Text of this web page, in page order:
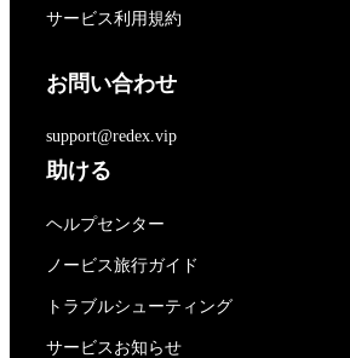
サービス利用規約
お問い合わせ
support@redex.vip
助ける
ヘルプセンター
ノービス旅行ガイド
トラブルシューティング
サービスお知らせ